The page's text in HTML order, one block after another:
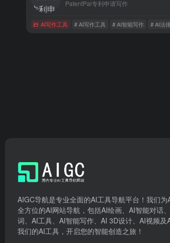
PatentPal专利申请写作
AI写作工具 # AI写作工具 # AI智能写作 # AI法
AIGC导航是专业全面的AI工具导航平台！我们
全方位的AI网站导航，包括AI绘画、AI智能对话
词、AI工具、AI智能写作、AI 3D设计、AI视频及
我们的AI工具，开启您的智能创造之旅！